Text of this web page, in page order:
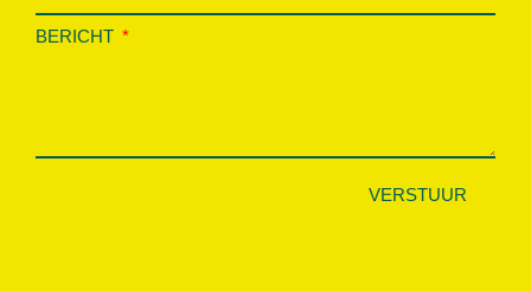
BERICHT
VERSTUUR